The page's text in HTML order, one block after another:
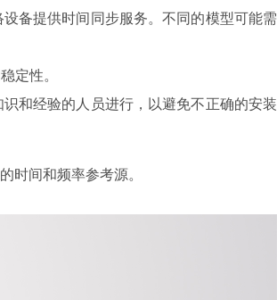
备提供时间同步服务。不同的模型可能需
定性。
和经验的人员进行，以避免不正确的安装
时间和频率参考源。